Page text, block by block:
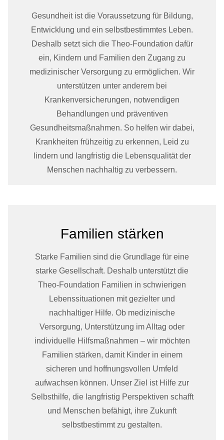
Gesundheit ist die Voraussetzung für Bildung,
Entwicklung und ein selbstbestimmtes Leben.
Deshalb setzt sich die Theo-Foundation dafür
ein, Kindern und Familien den Zugang zu
medizinischer Versorgung zu ermöglichen. Wir
unterstützen unter anderem bei
Krankenversicherungen, notwendigen
Behandlungen und präventiven
Gesundheitsmaßnahmen. So helfen wir dabei,
Krankheiten frühzeitig zu erkennen, Leid zu
lindern und langfristig die Lebensqualität der
Menschen nachhaltig zu verbessern.
Familien stärken
Starke Familien sind die Grundlage für eine
starke Gesellschaft. Deshalb unterstützt die
Theo-Foundation Familien in schwierigen
Lebenssituationen mit gezielter und
nachhaltiger Hilfe. Ob medizinische
Versorgung, Unterstützung im Alltag oder
individuelle Hilfsmaßnahmen – wir möchten
Familien stärken, damit Kinder in einem
sicheren und hoffnungsvollen Umfeld
aufwachsen können. Unser Ziel ist Hilfe zur
Selbsthilfe, die langfristig Perspektiven schafft
und Menschen befähigt, ihre Zukunft
selbstbestimmt zu gestalten.